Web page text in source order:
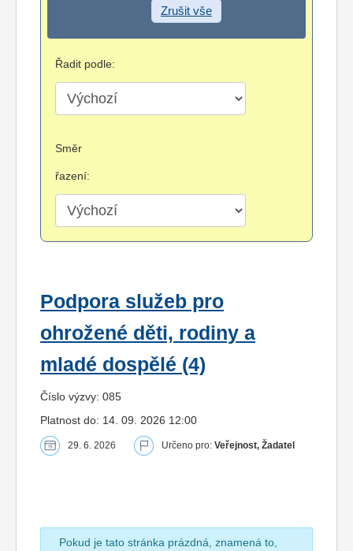
Zrušit vše
Řadit podle:
Směr
řazení:
Podpora služeb pro
ohrožené děti, rodiny a
mladé dospělé (4)
Číslo výzvy: 085
Platnost do: 14. 09. 2026 12:00
29. 6. 2026 Určeno pro: Veřejnost, Žadatel
Pokud je tato stránka prázdná, znamená to,